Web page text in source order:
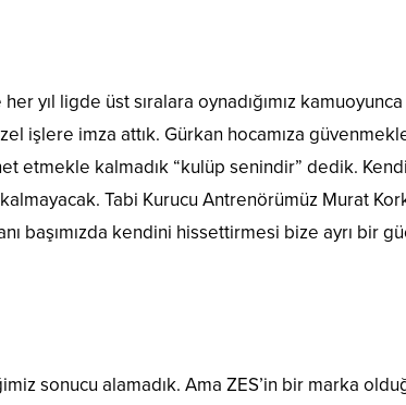
yıl ligde üst sıralara oynadığımız
işlere imza attık. Gürkan hocamıza
etmekle kalmadık “kulüp senindir” dedik.
Tabi Kurucu Antrenörümüz Murat
başımızda kendini hissettirmesi bize ayrı bir
sonucu alamadık. Ama ZES’in bir marka